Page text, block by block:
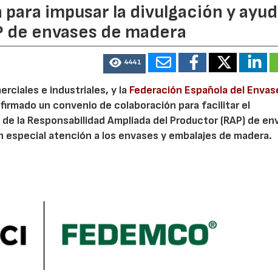
impusar la divulgación y
envases de madera
4441
e industriales, y la Federación Española del
un convenio de colaboración para facilitar el
la Responsabilidad Ampliada del Productor (RAP) de
atención a los envases y embalajes de madera.